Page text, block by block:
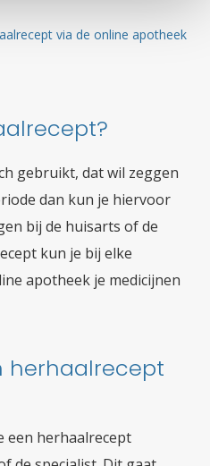
via de online apotheek
gebruikt, dat wil zeggen
dan kun je hiervoor
bij de huisarts of de
kun je bij elke
apotheek je medicijnen
herhaalrecept
een herhaalrecept